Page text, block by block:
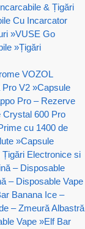
& Țigări
Cu Incarcator
»VUSE Go
»Țigări
VOZOL
Pro V2 »Capsule
Pro – Rezerve
600 Pro
cu 1400 de
»Capsule
Electronice si
– Disposable
– Disposable Vape
Banana Ice –
– Zmeură Albastră
Vape »Elf Bar